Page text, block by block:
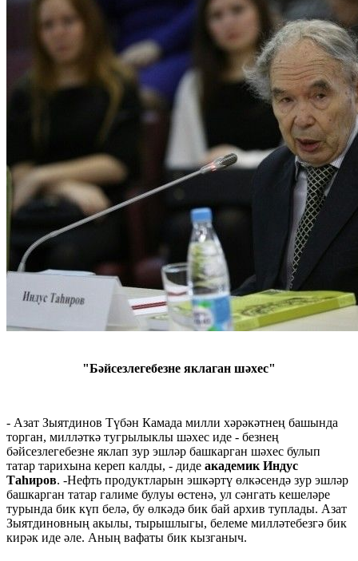
"Бәйсезлегебезне яклаган шәхес"
- Азат Зыятдинов Түбән Камада милли хәрәкәтнең башында
торган, милләткә тугрылыклы шәхес иде - безнең
бәйсезлегебезне яклап зур эшләр башкарган шәхес булып
татар тарихына кереп калды, - диде академик Индус
Таһиров. -Нефть продуктларын эшкәртү өлкәсендә зур эшләр
башкарган татар галиме булуы өстенә, ул сәнгать кешеләре
турында бик күп белә, бу өлкәдә бик бай архив туплады. Азат
Зыятдиновның акылы, тырышлыгы, белеме милләтебезгә бик
кирәк иде әле. Аның вафаты бик кызганыч.